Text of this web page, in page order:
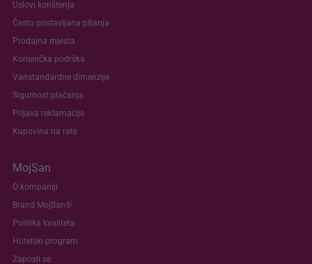
Uslovi korištenja
Često postavljana pitanja
Prodajna mjesta
Korisnička podrška
Vanstandardne dimenzije
Sigurnost plaćanja
Prijava reklamacije
Kupovina na rate
MojSan
O kompaniji
Brand MojSan®
Politika kvaliteta
Hotelski program
Zaposli se